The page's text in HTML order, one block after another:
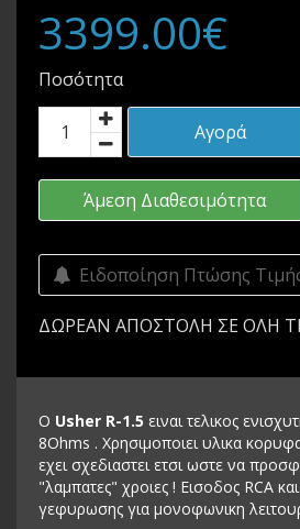
3399.00€
Ποσότητα
Αγορά
Άμεση Διαθεσιμότητα
Ειδοποίηση Πτώσης
ΔΩΡΕΑΝ ΑΠΟΣΤΟΛΗ ΣΕ ΟΛΗ
Ο Usher R-1.5 ειναι τελικος
8Ohms . Xρησιμοποιει υλικα
εχει σχεδιαστει ετσι ωστε να
"λαμπατες" χροιες ! Eισοδος RCA
γεφυρωσης για μονοφωνικη